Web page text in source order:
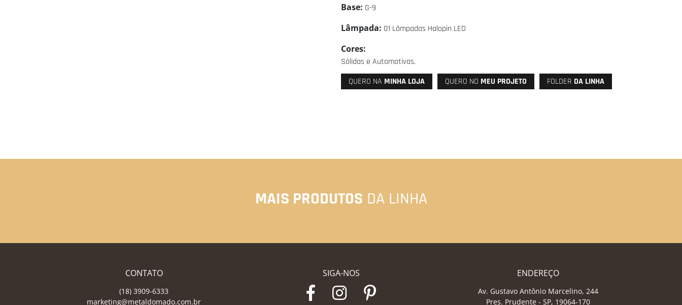
Base: G-9
Lâmpada: 01 Lâmpadas Halopin LED
Cores:
Sólidas e Automotivas.
QUERO NA MINHA LOJA QUERO NO MEU PROJETO FOLDER DA LINHA
MAIS PRODUTOS DA LINHA
CONTATO
(18) 3909-6333
marketing@metaldomado.com.br
SIGA-NOS ENDEREÇO
Av. Gustavo Antônio Marcelino, 244
Pres. Prudente - SP, 19064-170